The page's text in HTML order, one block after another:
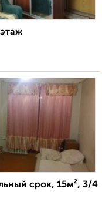
срок, 15м², 3/4